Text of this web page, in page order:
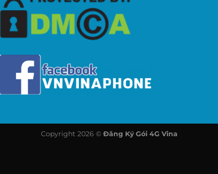
Copyright 2026 © Đăng Ký Gói 4G Vina